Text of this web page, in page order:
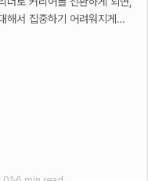
해서 집중하기 어려워지게